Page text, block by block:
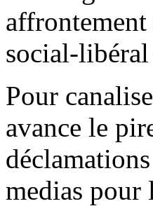
social-
Pour
avance le
medias pour